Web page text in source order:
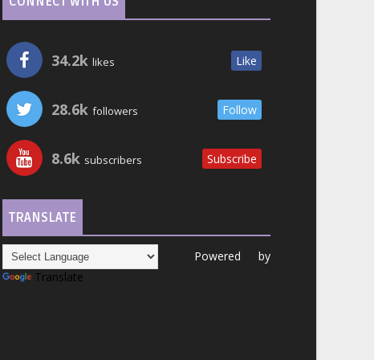
34.2k likes Like
28.6k followers Follow
8.6k subscribers Subscribe
TRANSLATE
Powered by
Translate